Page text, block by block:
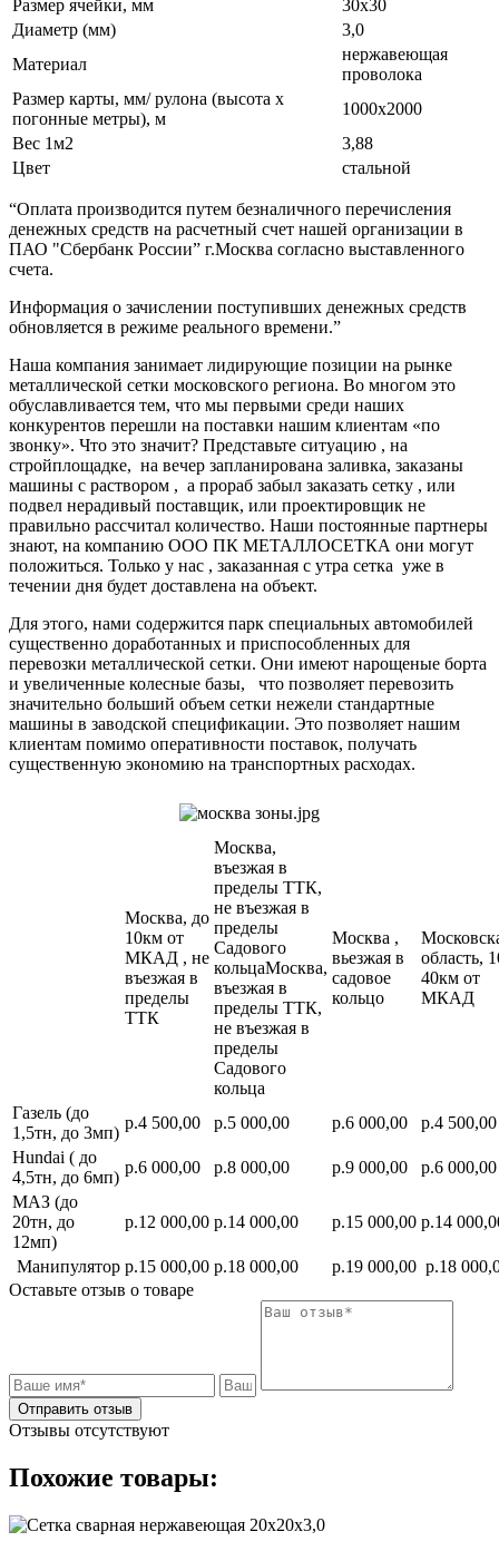
Размер ячейки, мм
30х30
Диаметр (мм)
3,0
Материал
нержавеющая
проволока
Размер карты, мм/ рулона (высота х
погонные метры), м
1000х2000
Вес 1м2
3,88
Цвет
стальной
“Оплата производится путем безналичного перечисления
денежных средств на расчетный счет нашей организации в
ПАО "Сбербанк России” г.Москва согласно выставленного
счета.
Информация о зачислении поступивших денежных средств
обновляется в режиме реального времени.”
Наша компания занимает лидирующие позиции на рынке
металлической сетки московского региона. Во многом это
обуславливается тем, что мы первыми среди наших
конкурентов перешли на поставки нашим клиентам «по
звонку». Что это значит? Представьте ситуацию , на
стройплощадке, на вечер запланирована заливка, заказаны
машины с раствором , а прораб забыл заказать сетку , или
подвел нерадивый поставщик, или проектировщик не
правильно рассчитал количество. Наши постоянные партнеры
знают, на компанию ООО ПК МЕТАЛЛОСЕТКА они могут
положиться. Только у нас , заказанная с утра сетка уже в
течении дня будет доставлена на объект.
Для этого, нами содержится парк специальных автомобилей
существенно доработанных и приспособленных для
перевозки металлической сетки. Они имеют нарощеные борта
и увеличенные колесные базы, что позволяет перевозить
значительно больший объем сетки нежели стандартные
машины в заводской спецификации. Это позволяет нашим
клиентам помимо оперативности поставок, получать
существенную экономию на транспортных расходах.
Москва, до
10км от
МКАД , не
въезжая в
пределы
ТТК
Москва,
въезжая в
пределы ТТК,
не въезжая в
пределы
Садового
кольцаМосква,
въезжая в
пределы ТТК,
не въезжая в
пределы
Садового
кольца
Москва ,
вьезжая в
садовое
кольцо
область,
40км от
МКАД
Газель (до
1,5тн, до 3мп)
р.4 500,00 р.5 000,00 р.6 000,00
р.4 500,00
Hundai ( до
4,5тн, до 6мп)
р.6 000,00 р.8 000,00 р.9 000,00
р.6 000,00
МАЗ (до
20тн, до
12мп)
р.12 000,00 р.14 000,00 р.15 000,00 р.14
Манипулятор р.15 000,00 р.18 000,00 р.19 000,00 р.18
Оставьте отзыв о товаре
Отправить отзыв
Отзывы отсутствуют
Похожие товары: